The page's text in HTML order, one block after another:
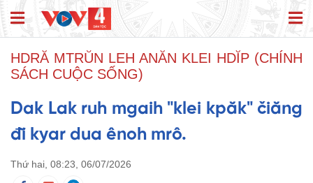
HDRĂ MTRŬN LEH ANĂN KLEI HDĬP (CHÍNH
SÁCH CUỘC SỐNG)
Dak Lak ruh mgaih "klei kpăk" čiăng
đĭ kyar dua ênoh mrô.
Thứ hai, 08:23, 06/07/2026